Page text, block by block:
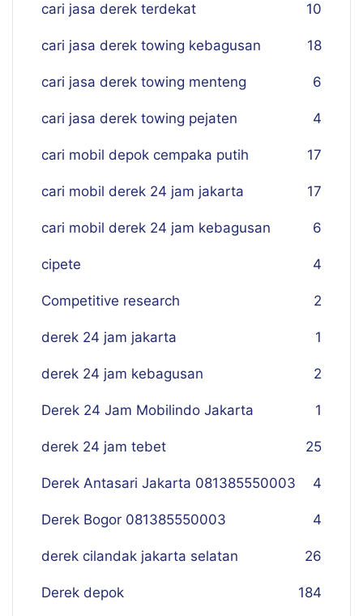
cari jasa derek terdekat 10
cari jasa derek towing kebagusan 18
cari jasa derek towing menteng 6
cari jasa derek towing pejaten 4
cari mobil depok cempaka putih 17
cari mobil derek 24 jam jakarta 17
cari mobil derek 24 jam kebagusan 6
cipete 4
Competitive research 2
derek 24 jam jakarta 1
derek 24 jam kebagusan 2
Derek 24 Jam Mobilindo Jakarta 1
derek 24 jam tebet 25
Derek Antasari Jakarta 081385550003 4
Derek Bogor 081385550003 4
derek cilandak jakarta selatan 26
Derek depok 184